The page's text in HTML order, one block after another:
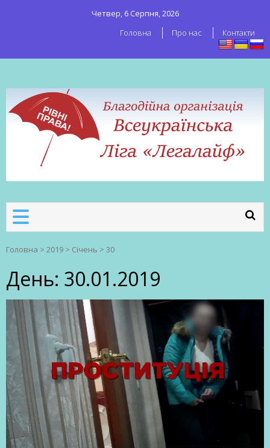
Четвер, 6 Серпня, 2026
Головна
Про нас Контакти
робітників
Головна > 2019 > Січень > 30
День: 30.01.2019